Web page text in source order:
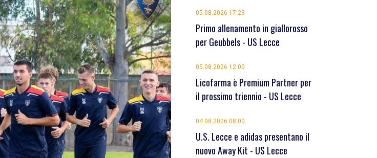
05.08.2026 17:23
Primo allenamento in giallorosso
per Geubbels - US Lecce
05.08.2026 12:00
Licofarma è Premium Partner per
il prossimo triennio - US Lecce
04.08.2026 08:00
U.S. Lecce e adidas presentano il
nuovo Away Kit - US Lecce